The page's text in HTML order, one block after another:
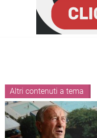
Altri contenuti a tema